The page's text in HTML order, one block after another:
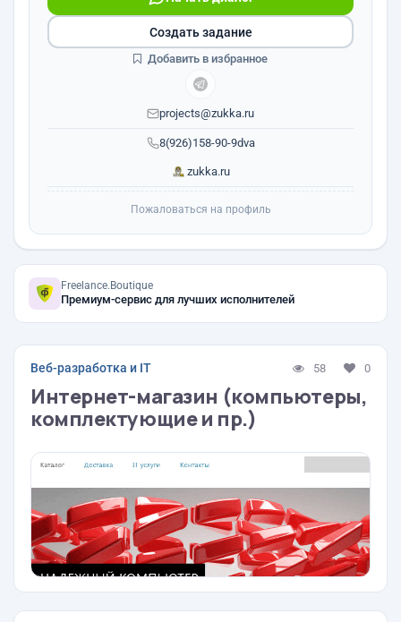
8(926)158-90-9dva
projects@zukka.ru
zukka.ru
Создать задание
Добавить в избранное
Пожаловаться на профиль
Freelance.Boutique
Премиум-сервис для лучших исполнителей
Веб-разработка и IT 58 0
Интернет-магазин (компьютеры,
комплектующие и пр.)